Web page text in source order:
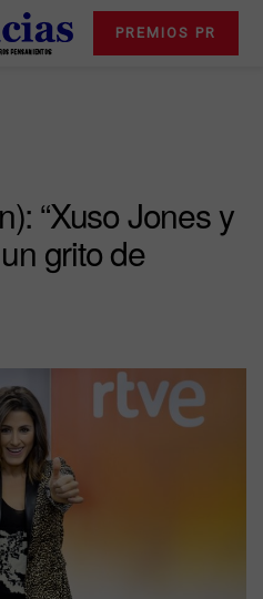
PREMIOS PR
“Xuso Jones y
grito de